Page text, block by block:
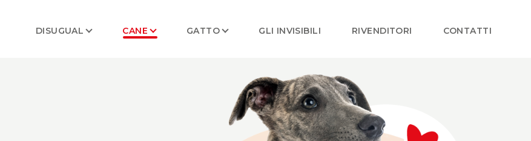
DISUGUAL CANE GATTO GLI INVISIBILI RIVENDITORI CONTATTI